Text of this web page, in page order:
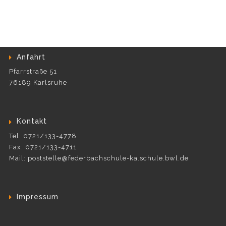
Anfahrt
Pfarrstraße 51
76189 Karlsruhe
Kontakt
Tel: 0721/133-4778
Fax: 0721/133-4711
Mail: poststelle@federbachschule-ka.schule.bwl.de
Impressum